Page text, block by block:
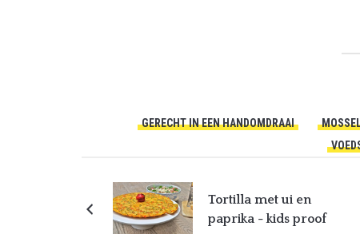
GERECHT IN EEN HANDOMDRAAI
Tortilla met ui en
paprika - kids proof